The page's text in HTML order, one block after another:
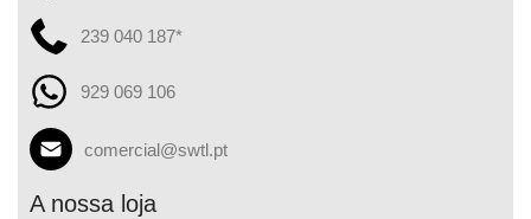
239 040 187*
929 069 106
comercial@swtl.pt
A nossa loja